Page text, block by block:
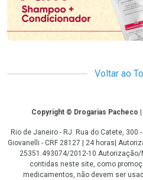
Voltar ao
CopyrightCopyright © Drogarias Pacheco
Rio de Janeiro - RJ: Rua do Catete, 300
Giovanelli - CRF 28127 | 24 horas|
25351.493074/2012-10
contidas neste site, como
medicamentos, não devem ser